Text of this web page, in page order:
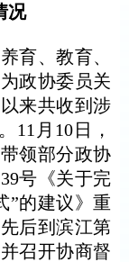
况
育、教育、
政协委员关
来共收到涉
11月10日，
领部分政协
号《关于完
”的建议》重
后到滨江第
召开协商督